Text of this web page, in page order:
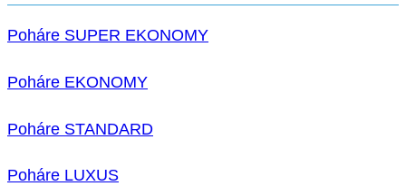
Poháre SUPER EKONOMY
Poháre EKONOMY
Poháre STANDARD
Poháre LUXUS